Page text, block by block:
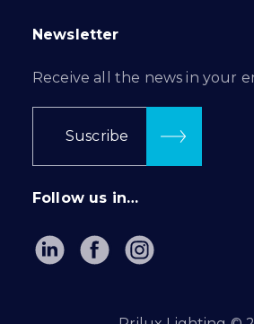
Newsletter
Receive all the news in your
Suscribe
Follow us in…